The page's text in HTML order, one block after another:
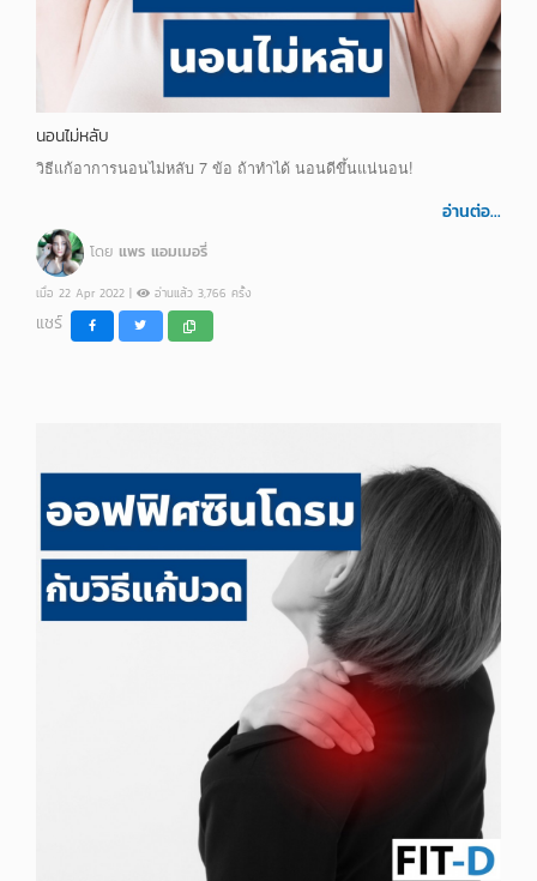
นอนไม่หลับ
วิธีแก้อาการนอนไม่หลับ 7 ข้อ ถ้าทำได้ นอนดีขึ้นแน่นอน!
อ่านต่อ...
โดย แพร แอมเมอรี่
เมื่อ 22 Apr 2022 | อ่านแล้ว 3,766 ครั้ง
แชร์